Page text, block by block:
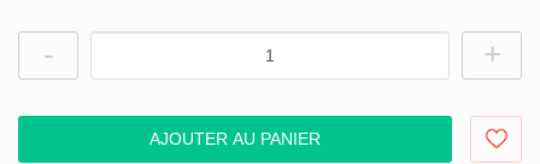
- +
AJOUTER AU PANIER